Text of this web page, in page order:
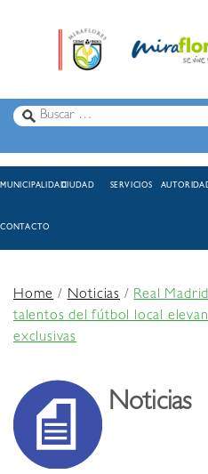
MUNICIPALIDADCIUDAD SERVICIOS
CONTACTO
Home/Noticias /Real
talentos del fútbol local
exclusivas
Noticias